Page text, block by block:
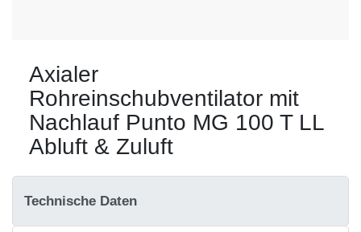
Axialer
Rohreinschubventilator mit
Nachlauf Punto MG 100 T LL
Abluft & Zuluft
Technische Daten